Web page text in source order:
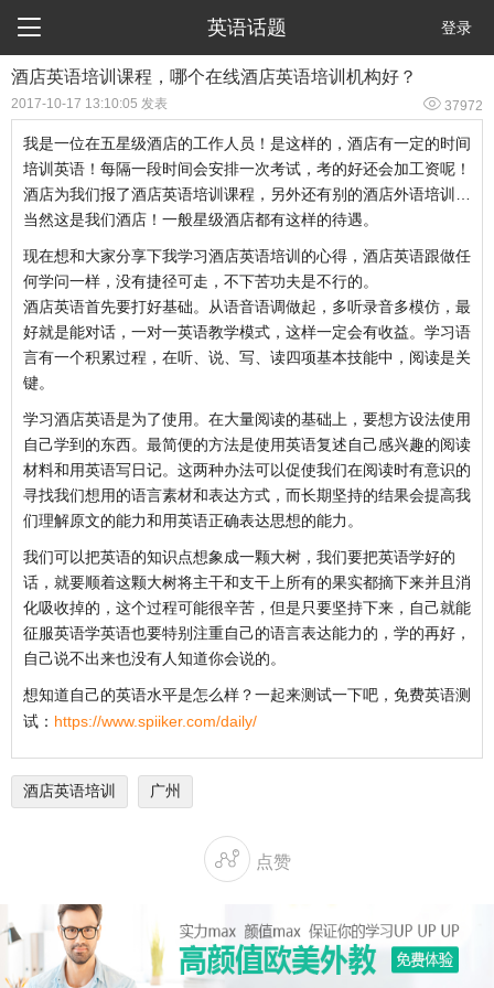
 英语话题 登录
酒店英语培训课程，哪个在线酒店英语培训机构好？
2017-10-17 13:10:05 发表  37972
我是一位在五星级酒店的工作人员！是这样的，酒店有一定的时间
培训英语！每隔一段时间会安排一次考试，考的好还会加工资呢！
酒店为我们报了酒店英语培训课程，另外还有别的酒店外语培训…
当然这是我们酒店！一般星级酒店都有这样的待遇。
现在想和大家分享下我学习酒店英语培训的心得，酒店英语跟做任
何学问一样，没有捷径可走，不下苦功夫是不行的。
酒店英语首先要打好基础。从语音语调做起，多听录音多模仿，最
好就是能对话，一对一英语教学模式，这样一定会有收益。学习语
言有一个积累过程，在听、说、写、读四项基本技能中，阅读是关
键。
学习酒店英语是为了使用。在大量阅读的基础上，要想方设法使用
自己学到的东西。最简便的方法是使用英语复述自己感兴趣的阅读
材料和用英语写日记。这两种办法可以促使我们在阅读时有意识的
寻找我们想用的语言素材和表达方式，而长期坚持的结果会提高我
们理解原文的能力和用英语正确表达思想的能力。
我们可以把英语的知识点想象成一颗大树，我们要把英语学好的
话，就要顺着这颗大树将主干和支干上所有的果实都摘下来并且消
化吸收掉的，这个过程可能很辛苦，但是只要坚持下来，自己就能
征服英语学英语也要特别注重自己的语言表达能力的，学的再好，
自己说不出来也没有人知道你会说的。
想知道自己的英语水平是怎么样？一起来测试一下吧，免费英语测
试： https://www.spiiker.com/daily/
酒店英语培训 广州
 点赞